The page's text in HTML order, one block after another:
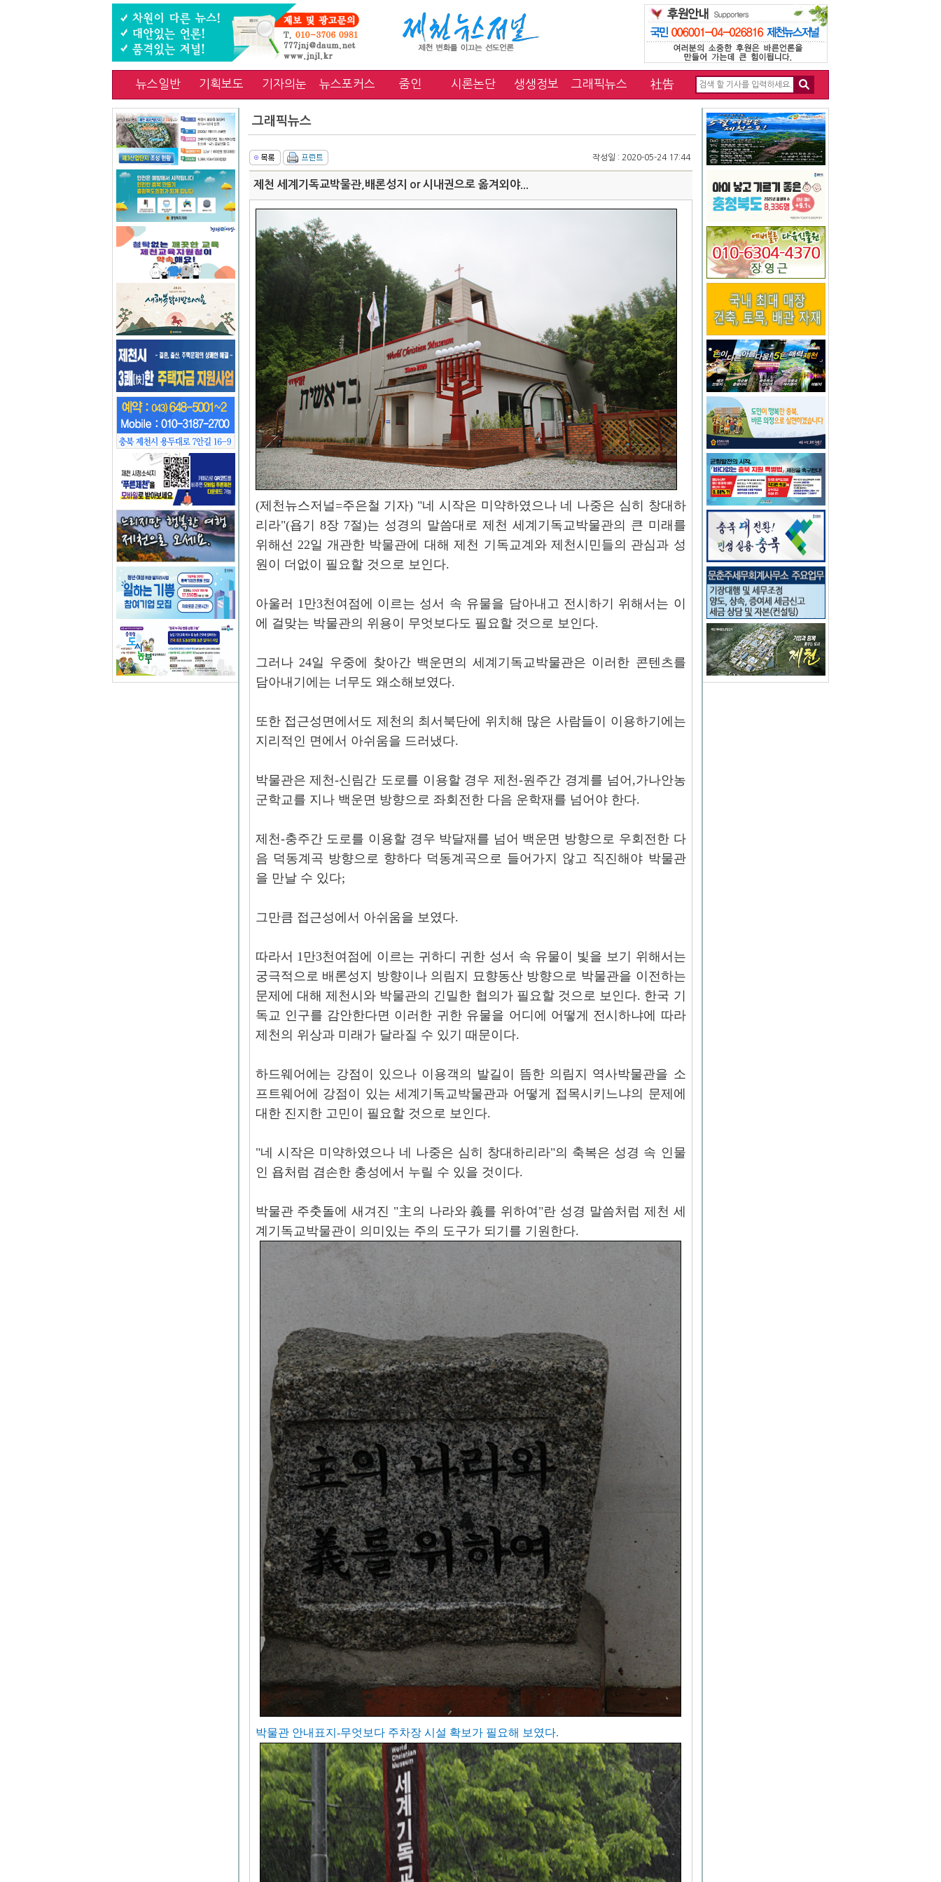
뉴스일반 기획보도 기자의눈 뉴스포커스 줌인 시론논단 생생정보 그래픽뉴스 社告
그래픽뉴스
작성일 : 2020-05-24 17:44
제천 세계기독교박물관,배론성지 or 시내권으로 옮겨외야...
(제천뉴스저널=주은철 기자) "네 시작은 미약하였으나 네 나중은 심히 창대하
리라"(욥기 8장 7절)는 성경의 말씀대로 제천 세계기독교박물관의 큰 미래를
위해선 22일 개관한 박물관에 대해 제천 기독교계와 제천시민들의 관심과 성
원이 더없이 필요할 것으로 보인다.
아울러 1만3천여점에 이르는 성서 속 유물을 담아내고 전시하기 위해서는 이
에 걸맞는 박물관의 위용이 무엇보다도 필요할 것으로 보인다.
그러나 24일 우중에 찾아간 백운면의 세계기독교박물관은 이러한 콘텐츠를
담아내기에는 너무도 왜소해보였다.
또한 접근성면에서도 제천의 최서북단에 위치해 많은 사람들이 이용하기에는
지리적인 면에서 아쉬움을 드러냈다.
박물관은 제천-신림간 도로를 이용할 경우 제천-원주간 경계를 넘어,가나안농
군학교를 지나 백운면 방향으로 좌회전한 다음 운학재를 넘어야 한다.
제천-충주간 도로를 이용할 경우 박달재를 넘어 백운면 방향으로 우회전한 다
음 덕동계곡 방향으로 향하다 덕동계곡으로 들어가지 않고 직진해야 박물관
을 만날 수 있다;
그만큼 접근성에서 아쉬움을 보였다.
따라서 1만3천여점에 이르는 귀하디 귀한 성서 속 유물이 빛을 보기 위해서는
궁극적으로 배론성지 방향이나 의림지 묘향동산 방향으로 박물관을 이전하는
문제에 대해 제천시와 박물관의 긴밀한 협의가 필요할 것으로 보인다. 한국 기
독교 인구를 감안한다면 이러한 귀한 유물을 어디에 어떻게 전시하냐에 따라
제천의 위상과 미래가 달라질 수 있기 때문이다.
하드웨어에는 강점이 있으나 이용객의 발길이 뜸한 의림지 역사박물관을 소
프트웨어에 강점이 있는 세계기독교박물관과 어떻게 접목시키느냐의 문제에
대한 진지한 고민이 필요할 것으로 보인다.
"네 시작은 미약하였으나 네 나중은 심히 창대하리라"의 축복은 성경 속 인물
인 욥처럼 겸손한 충성에서 누릴 수 있을 것이다.
박물관 주춧돌에 새겨진 "主의 나라와 義를 위하여"란 성경 말씀처럼 제천 세
계기독교박물관이 의미있는 주의 도구가 되기를 기원한다.
박물관 안내표지-무엇보다 주차장 시설 확보가 필요해 보였다.